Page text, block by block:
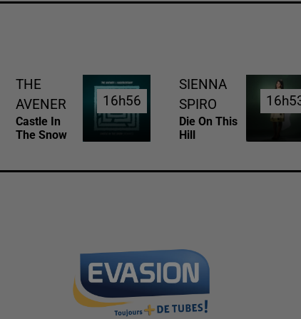
THE
AVENER
Castle In
The Snow
16h56
16h56
SIENNA
SPIRO
Die On This
Hill